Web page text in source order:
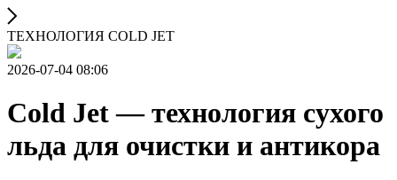
ТЕХНОЛОГИЯ COLD JET
2026-07-04 08:06
Cold Jet — технология сухого
льда для очистки и антикора